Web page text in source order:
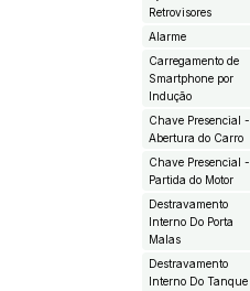
Retrovisores
Alarme
Carregamento de
Smartphone por
Indução
Chave Presencial -
Abertura do Carro
Chave Presencial -
Partida do Motor
Destravamento
Interno Do Porta
Malas
Destravamento
Interno Do Tanque